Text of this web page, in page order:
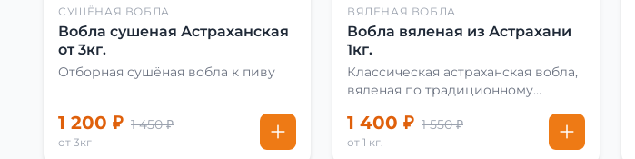
СУШЁНАЯ ВОБЛА
Вобла сушеная Астраханская
от 3кг.
Отборная сушёная вобла к пиву
1 200 ₽ 1 450 ₽
от 3кг
ВЯЛЕНАЯ ВОБЛА
Вобла вяленая из Астрахани
1кг.
Классическая астраханская вобла,
вяленая по традиционному
1 400 ₽ 1 550 ₽
от 1 кг.